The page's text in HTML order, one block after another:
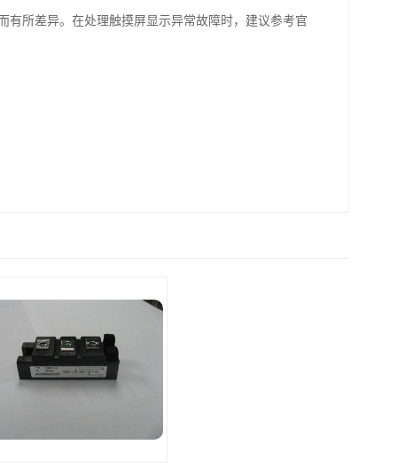
有所差异。在处理触摸屏显示异常故障时，建议参考官